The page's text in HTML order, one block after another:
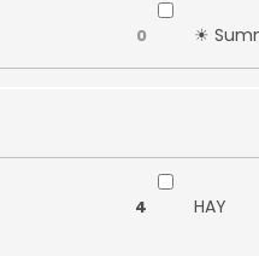
0 ☀︎
4 HAY